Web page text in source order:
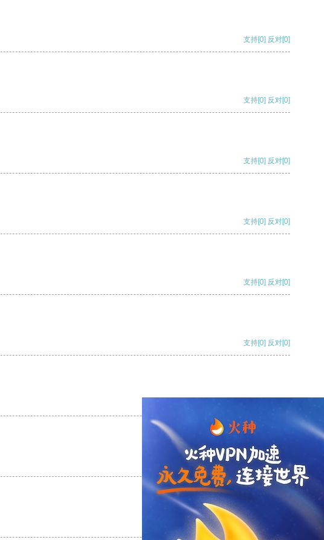
支持[0] 反对[0]
支持[0] 反对[0]
支持[0] 反对[0]
支持[0] 反对[0]
支持[0] 反对[0]
支持[0] 反对[0]
支持 [0] 反对 [0]
支持